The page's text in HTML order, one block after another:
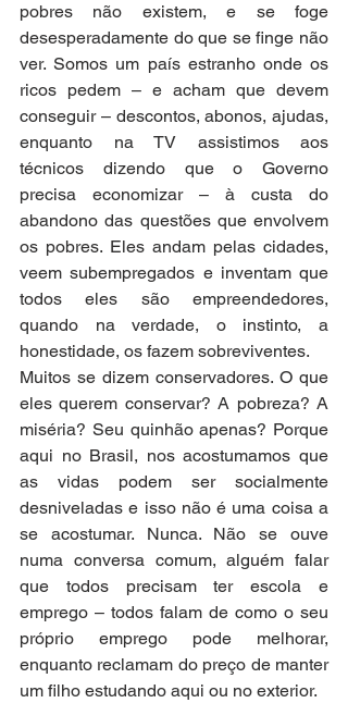
pobres não existem, e se foge
desesperadamente do que se finge não
ver. Somos um país estranho onde os
ricos pedem – e acham que devem
conseguir – descontos, abonos, ajudas,
enquanto na TV assistimos aos
técnicos dizendo que o Governo
precisa economizar – à custa do
abandono das questões que envolvem
os pobres. Eles andam pelas cidades,
veem subempregados e inventam que
todos eles são empreendedores,
quando na verdade, o instinto, a
honestidade, os fazem sobreviventes.
Muitos se dizem conservadores. O que
eles querem conservar? A pobreza? A
miséria? Seu quinhão apenas? Porque
aqui no Brasil, nos acostumamos que
as vidas podem ser socialmente
desniveladas e isso não é uma coisa a
se acostumar. Nunca. Não se ouve
numa conversa comum, alguém falar
que todos precisam ter escola e
emprego – todos falam de como o seu
próprio emprego pode melhorar,
enquanto reclamam do preço de manter
um filho estudando aqui ou no exterior.